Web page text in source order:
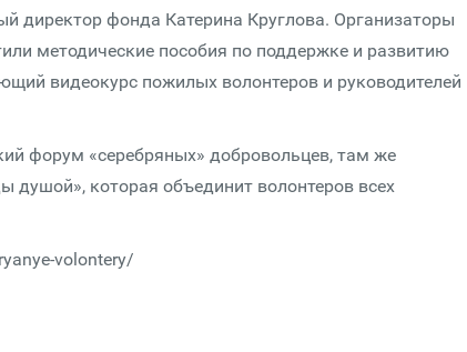
директор фонда Катерина Круглова. Организаторы
методические пособия по поддержке и развитию
видеокурс пожилых волонтеров и руководителей
форум «серебряных» добровольцев, там же
душой», которая объединит волонтеров всех
volontery/